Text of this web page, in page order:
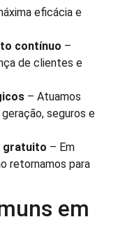
eficácia e
contínuo –
de clientes e
– Atuamos
seguros e
gratuito – Em
retornamos para
em